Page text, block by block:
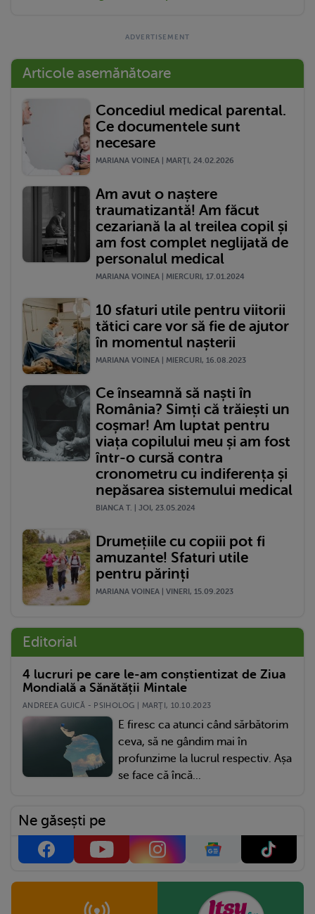
Articole asemănătoare
Concediul medical parental.
Ce documentele sunt
necesare
MARIANA VOINEA | MARŢI, 24.02.2026
Am avut o naștere
traumatizantă! Am făcut
cezariană la al treilea copil și
am fost complet neglijată de
personalul medical
MARIANA VOINEA | MIERCURI, 17.01.2024
10 sfaturi utile pentru viitorii
tătici care vor să fie de ajutor
în momentul nașterii
MARIANA VOINEA | MIERCURI, 16.08.2023
Ce înseamnă să naști în
România? Simți că trăiești un
coșmar! Am luptat pentru
viața copilului meu și am fost
într-o cursă contra
cronometru cu indiferența și
nepăsarea sistemului medical
BIANCA T. | JOI, 23.05.2024
Drumețiile cu copiii pot fi
amuzante! Sfaturi utile
pentru părinți
MARIANA VOINEA | VINERI, 15.09.2023
Editorial
4 lucruri pe care le-am conștientizat de Ziua
Mondială a Sănătății Mintale
ANDREEA GUICĂ - PSIHOLOG | MARŢI, 10.10.2023
E firesc ca atunci când sărbătorim
ceva, să ne gândim mai în
profunzime la lucrul respectiv. Așa
se face că încă...
Ne găsești pe